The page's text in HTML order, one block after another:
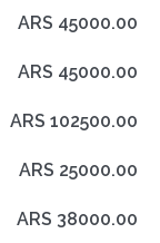
ARS 45000.00
ARS 45000.00
ARS 102500.00
ARS 25000.00
ARS 38000.00